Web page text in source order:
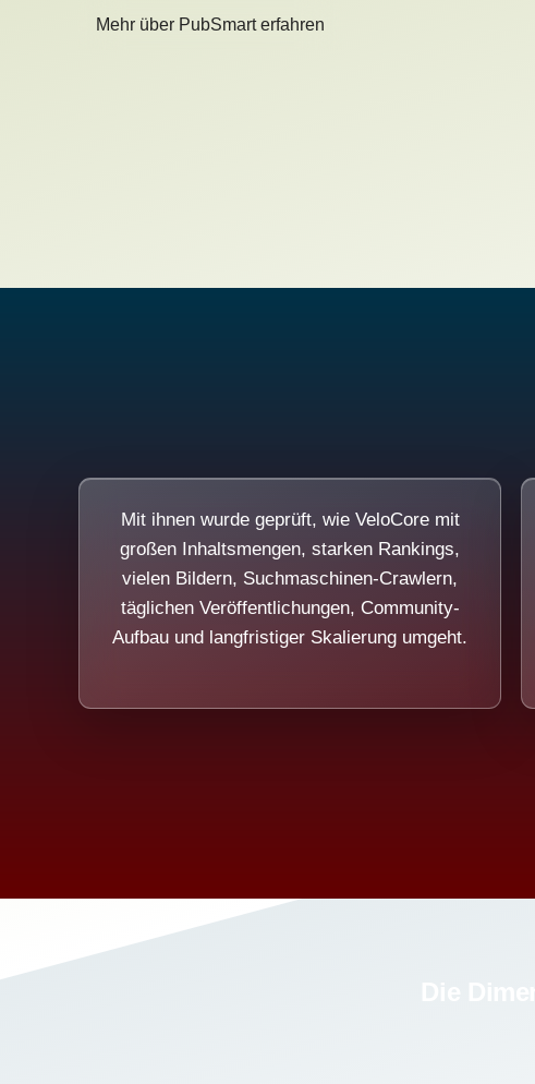
Mehr über PubSmart erfahren
Mit ihnen wurde geprüft, wie VeloCore mit
großen Inhaltsmengen, starken Rankings,
vielen Bildern, Suchmaschinen-Crawlern,
täglichen Veröffentlichungen, Community-
Aufbau und langfristiger Skalierung umgeht.